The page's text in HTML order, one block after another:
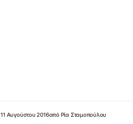
11 Αυγούστου 2016από Ρία Σταμοπούλου